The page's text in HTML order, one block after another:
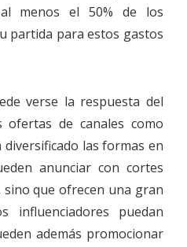
menos el 50% de los
partida para estos gastos
verse la respuesta del
ofertas de canales como
las formas en
anunciar con cortes
sino que ofrecen una gran
influenciadores puedan
además promocionar